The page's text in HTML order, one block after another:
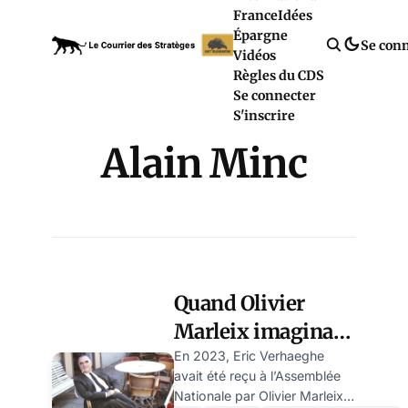
FranceIdées
Épargne
Vidéos
Règles du CDS
Se connecter
S'inscrire
Se
Alain Minc
Quand Olivier
Marleix imaginait
pour Le Courrier
un président
En 2023, Eric Verhaeghe
avait été reçu à l’Assemblée
Nationale par Olivier Marleix.